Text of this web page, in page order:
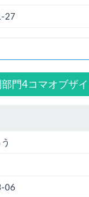
27
門4コマオブザ
06